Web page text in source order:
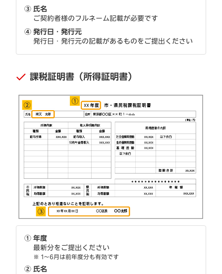
③ 氏名
ご契約者様のフルネーム記載が必要です
④ 発行日・発行元
発行日・発行元の記載があるものをご提出ください
課税証明書（所得証明書）
① 年度
最新分をご提出ください
※ 1～6月は前年度分も有効です
② 氏名